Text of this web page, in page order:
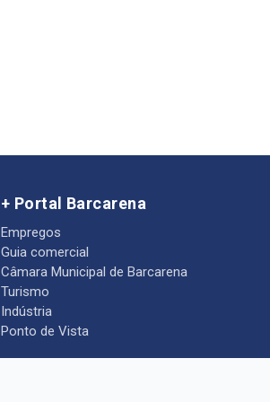
+ Portal Barcarena
Empregos
Guia comercial
Câmara Municipal de Barcarena
Turismo
Indústria
Ponto de Vista